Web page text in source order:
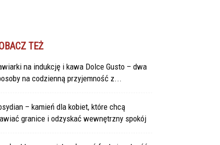
TEŻ
na indukcję i kawa Dolce Gusto – dwa
na codzienną przyjemność z...
– kamień dla kobiet, które chcą
granice i odzyskać wewnętrzny spokój